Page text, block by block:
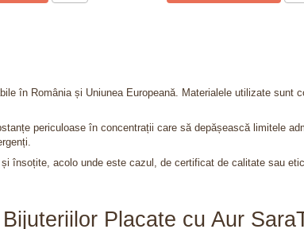
în România și Uniunea Europeană. Materialele utilizate sunt
periculoase în concentrații care să depășească limitele
însoțite, acolo unde este cazul, de certificat de calitate sau
Placate cu Aur